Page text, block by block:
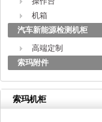
机箱
汽车新能源检测机柜
高端定制
索玛附件
索玛机柜